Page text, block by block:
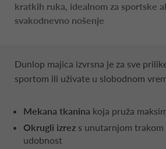
kratkih ruka, idealnom za sportske
svakodnevno nošenje
Dunlop majica izvrsna je za sve
sportom ili uživate u slobodnom
Mekana tkanina koja pruža
Okrugli izrez s unutarnjom trakom
udobnost